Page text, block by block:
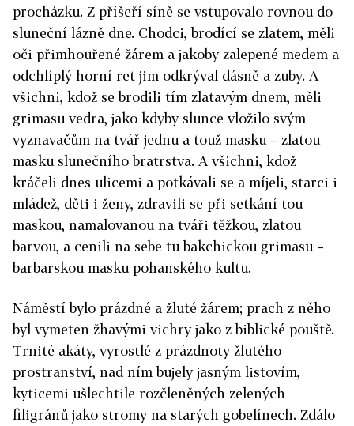
procházku. Z příšeří síně se vstupovalo rovnou do
sluneční lázně dne. Chodci, brodící se zlatem, měli
oči přimhouřené žárem a jakoby zalepené medem a
odchlíplý horní ret jim odkrýval dásně a zuby. A
všichni, kdož se brodili tím zlatavým dnem, měli
grimasu vedra, jako kdyby slunce vložilo svým
vyznavačům na tvář jednu a touž masku – zlatou
masku slunečního bratrstva. A všichni, kdož
kráčeli dnes ulicemi a potkávali se a míjeli, starci i
mládež, děti i ženy, zdravili se při setkání tou
maskou, namalovanou na tváři těžkou, zlatou
barvou, a cenili na sebe tu bakchickou grimasu –
barbarskou masku pohanského kultu.
Náměstí bylo prázdné a žluté žárem; prach z něho
byl vymeten žhavými vichry jako z biblické pouště.
Trnité akáty, vyrostlé z prázdnoty žlutého
prostranství, nad ním bujely jasným listovím,
kyticemi ušlechtile rozčleněných zelených
filigránů jako stromy na starých gobelínech. Zdálo